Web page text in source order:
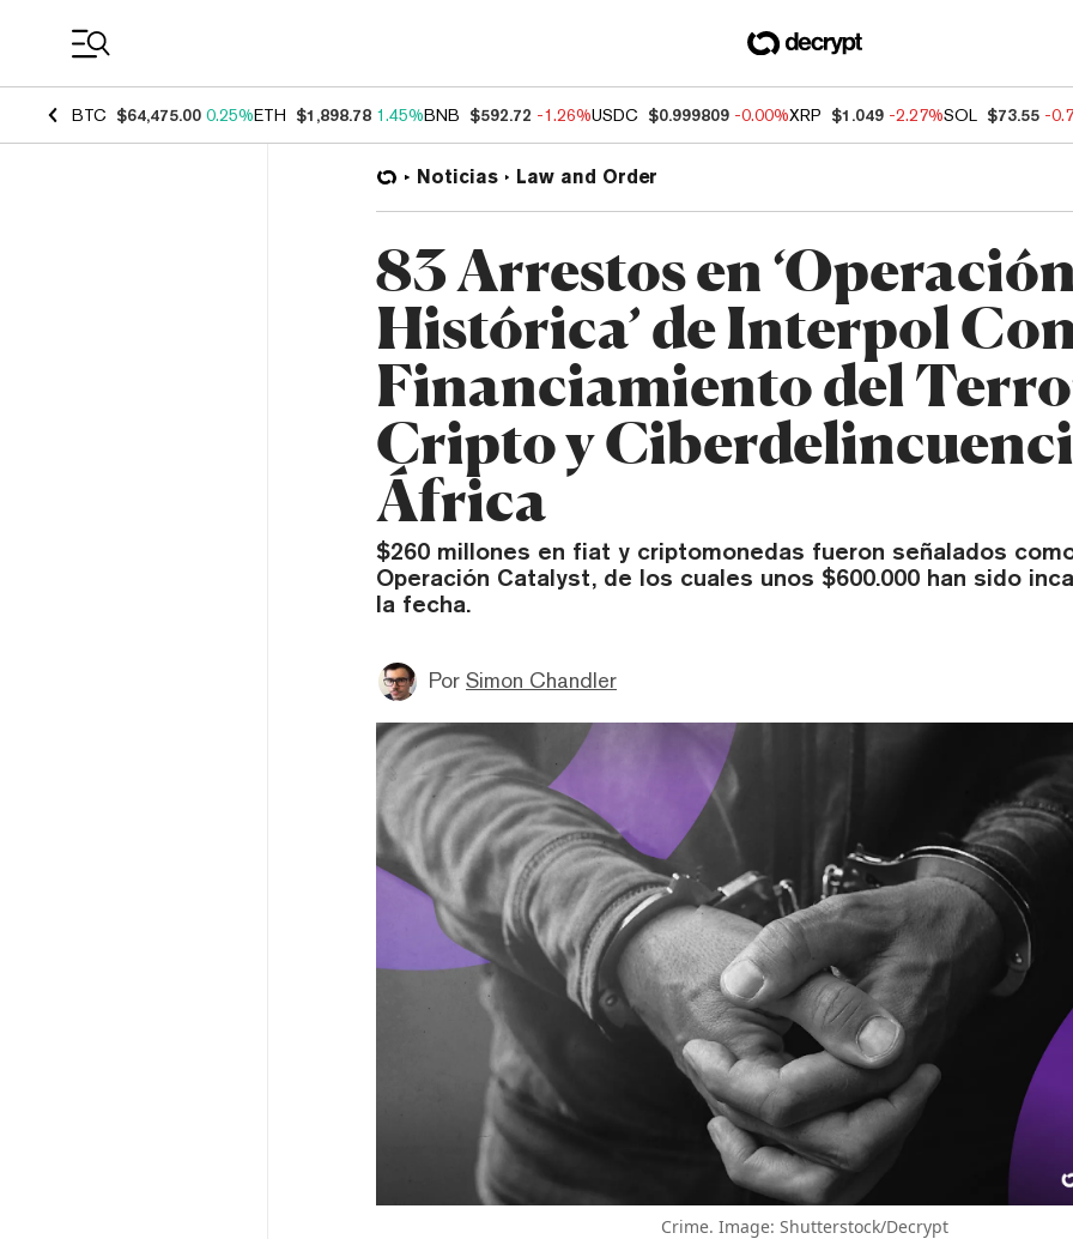
BTC $64,475.00 0.25%ETH $1,898.78 1.45%BNB $592.72 -1.26%USDC $0.999809 -0.00%XRP $1.049 -2.27%SOL $73.55 -
Noticias Law and Order
83 Arrestos en ‘Operación
Histórica’ de Interpol
Financiamiento del
Cripto y
África
$260 millones en fiat y criptomonedas fueron señalados
Operación Catalyst, de los cuales unos $600.000 han sido
la fecha.
Por Simon Chandler
Crime. Image: Shutterstock/Decrypt